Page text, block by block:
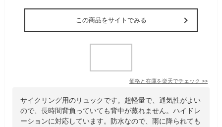
この商品をサイトでみる
価格と在庫を楽天でチェック >>
サイクリング用のリュックです。超軽量で、通気性がよい
ので、長時間背負っていても背中が蒸れません。ハイドレ
ーションに対応しています。防水なので、雨に降られても